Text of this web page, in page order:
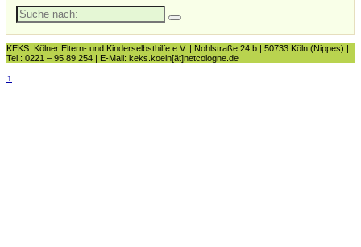
Suche
nach:
KEKS: Kölner Eltern- und Kinderselbsthilfe e.V. | Nohlstraße 24 b | 50733 Köln (Nippes) |
Tel.: 0221 – 95 89 254 | E-Mail: keks.koeln[ät]netcologne.de
↑